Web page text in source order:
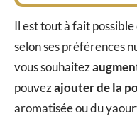
Il est tout à fait
selon ses préférences
vous souhaitez
pouvezajouter de la
aromatisée ou du